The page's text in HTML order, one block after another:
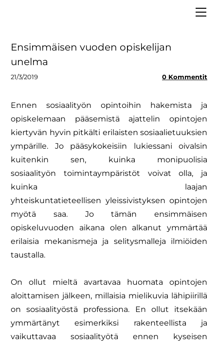
Ensimmäisen vuoden opiskelijan
unelma
21/3/2019 0 Kommentit
Ennen sosiaalityön opintoihin hakemista ja
opiskelemaan pääsemistä ajattelin opintojen
kiertyvän hyvin pitkälti erilaisten sosiaalietuuksien
ympärille. Jo pääsykokeisiin lukiessani oivalsin
kuitenkin sen, kuinka monipuolisia
sosiaalityön toimintaympäristöt voivat olla, ja
kuinka laajan
yhteiskuntatieteellisen yleissivistyksen opintojen
myötä saa. Jo tämän ensimmäisen
opiskeluvuoden aikana olen alkanut ymmärtää
erilaisia mekanismeja ja selitysmalleja ilmiöiden
taustalla.
On ollut mieltä avartavaa huomata opintojen
aloittamisen jälkeen, millaisia mielikuvia lähipiirillä
on sosiaalityöstä professiona. En ollut itsekään
ymmärtänytesimerkiksi rakenteellista ja
vaikuttavaa sosiaalityötä ennen kyseisen
Tiedolla johtaminen
LIITY JÄSENEKSI